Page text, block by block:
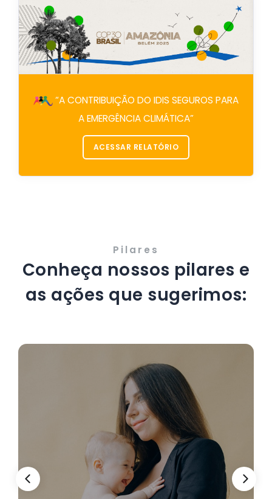
“A CONTRIBUIÇÃO DO IDIS SEGUROS PARA
A EMERGÊNCIA CLIMÁTICA”
ACESSAR RELATÓRIO
Pilares
Conheça nossos pilares e
as ações que sugerimos: